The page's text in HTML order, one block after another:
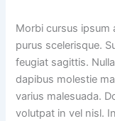
Morbi cursus ipsum
purus scelerisque.
feugiat sagittis.
dapibus molestie
varius malesuada.
volutpat in vel nisl.